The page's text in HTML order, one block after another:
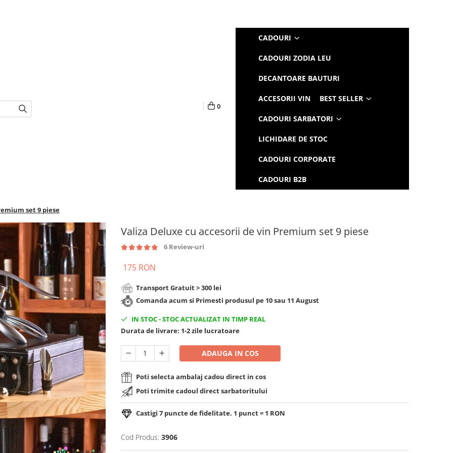
0
CADOURI
CADOURI ZODIA LEU
DECANTOARE BAUTURI
ACCESORII VIN BEST SELLER
CADOURI SARBATORI
LICHIDARE DE STOC
CADOURI CORPORATE
CADOURI B2B
set 9 piese
Valiza Deluxe cu accesorii de vin Premium set 9 piese
6 Review-uri
175 RON
Transport Gratuit > 300 lei
Comanda acum si Primesti produsul pe 10 sau 11 August
IN STOC-STOC ACTUALIZAT IN TIMP REAL
Durata de livrare: 1-2 zile lucratoare
ADAUGA IN COS
Poti selecta ambalaj cadou direct in cos
Poti trimite cadoul direct sarbatoritului
Castigi 7 puncte de fidelitate. 1 punct = 1 RON
Cod Produs: 3906